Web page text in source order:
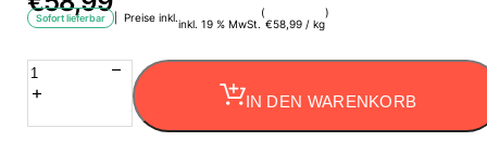
Sofort lieferbar | Preise inkl.inkl. 19 % MwSt.
(
€58,99 /kg
)
Bienenmaden
Wachsmaden
IN DEN WARENKORB